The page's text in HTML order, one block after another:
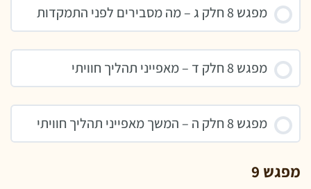
מפגש 8 חלק ג – מה מסבירים לפני התמקדות
מפגש 8 חלק ד – מאפייני תהליך חוויתי
מפגש 8 חלק ה – המשך מאפייני תהליך חוויתי
מפגש 9